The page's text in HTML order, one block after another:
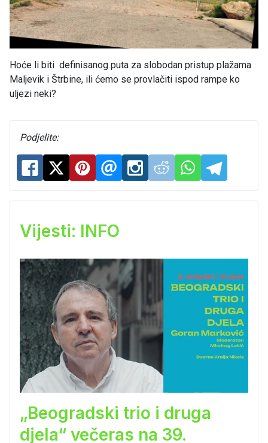
Hoće li biti definisanog puta za slobodan pristup plažama
Maljevik i Štrbine, ili ćemo se provlačiti ispod rampe ko
uljezi neki?
Podjelite:
Vijesti: INFO
„Beogradski trio i druga
djela“ večeras na 39.